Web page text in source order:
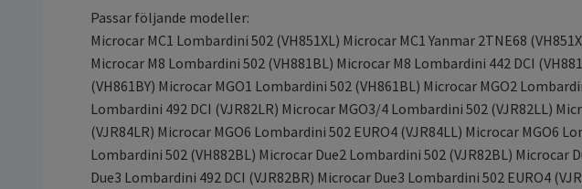
Passar följande modeller:
Microcar MC1 Lombardini 502 (VH851XL) Microcar MC1 Yanmar 2TNE68
Microcar M8 Lombardini 502 (VH881BL) Microcar M8 Lombardini 442 DCI
(VH861BY) Microcar MGO1 Lombardini 502 (VH861BL) Microcar MGO2
Lombardini 492 DCI (VJR82LR) Microcar MGO3/4 Lombardini 502 (VJR82LL)
(VJR84LR) Microcar MGO6 Lombardini 502 EURO4 (VJR84LL) Microcar MGO6
Lombardini 502 (VH882BL) Microcar Due2 Lombardini 502 (VJR82BL) Microcar
Due3 Lombardini 492 DCI (VJR82BR) Microcar Due3 Lombardini 502 EURO4